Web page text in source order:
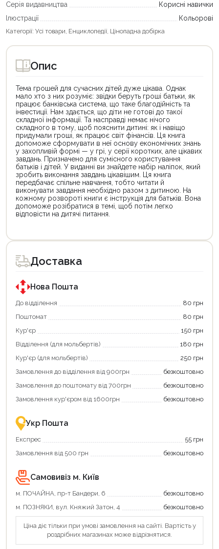
Серія видавництва
Корисні навички
Ілюстрації
Кольорові
Категорії: Усі товари, Енциклопедії, Цінопадна добірка
Опис
Тема грошей для сучасних дітей дуже цікава. Однак
мало хто з них розуміє: звідки беруть гроші батьки, як
працює банківська система, що таке благодійність та
інвестиції. Нам здається, що діти не готові до такої
складної інформації. Та насправді немає нічого
складного в тому, щоб пояснити дитині: як і навіщо
придумали гроші, як працює світ фінансів. Ця книга
допоможе сформувати в неї основу економічних знань
у захопливій формі — у грі, у серії коротких, але цікавих
завдань. Призначено для сумісного користування
батьків і дітей. У виданні ви знайдете набір наліпок, який
зробить виконання завдань цікавішим. Ця книга
передбачає спільне навчання, тобто читати й
виконувати завдання необхідно разом з дитиною. На
кожному розвороті книги є інструкція для батьків. Вона
допоможе розібратися в темі, щоб потім легко
відповісти на дитячі питання.
товар
для
покупки
державною
програмою
єКнига.
Використовуйте
карту
щоб
зекономити
та
отримати
переваги!
картою
єКнига
–
зручно
та
товар
для
покупки
державною
програмою
«Національний
кешбек».
покупку
«Національний
кешбек»
та
отримуйте
повернення
Економте
більше
разом
державною
підтримкою!
Доставка
Нова Пошта
До відділення
80 грн
Поштомат
80 грн
Кур'єр
150 грн
Відділення (для мольбертів)
180 грн
Кур'єр (для мольбертів)
250 грн
Замовлення до відділення від 900грн
безкоштовно
Замовлення до поштомату від 700грн
безкоштовно
Замовлення кур'єром від 1600грн
безкоштовно
Укр Пошта
Експрес
55 грн
Замовлення від 500 грн
безкоштовно
Самовивіз м. Київ
м. ПОЧАЙНА, пр-т Бандери, 6
безкоштовно
м. ПОЗНЯКИ, вул. Княжий Затон, 4
безкоштовно
Ціна діє тільки при умові замовлення на сайті. Вартість у
роздрібних магазинах може відрізнятися.